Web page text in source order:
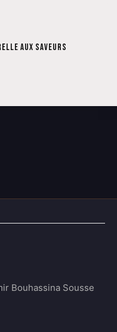
AUX SAVEURS
Bouhassina Sousse